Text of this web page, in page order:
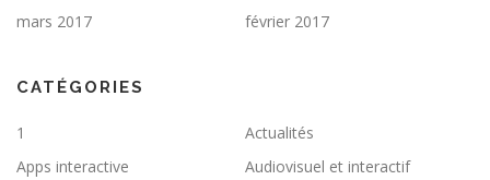
mars 2017
février 2017
CATÉGORIES
1
Actualités
Apps interactive
Audiovisuel et interactif